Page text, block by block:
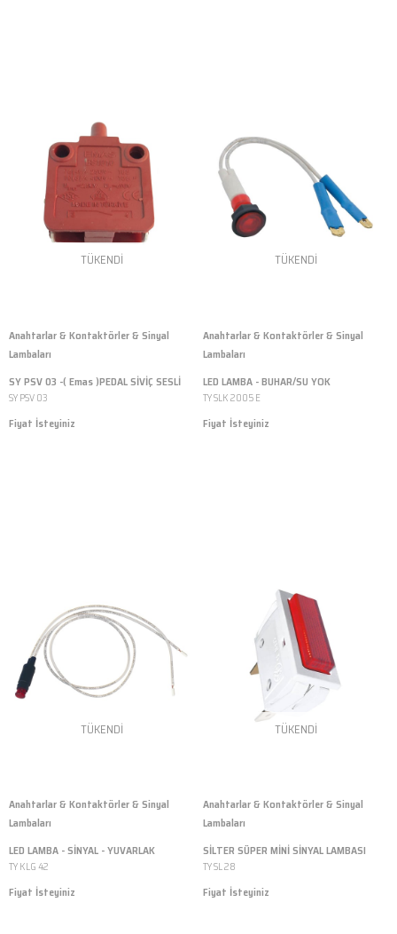
TÜKENDI
Anahtarlar & Kontaktörler & Sinyal
Lambaları
SY PSV 03 -( Emas )PEDAL SİVİÇ SESLİ
SY PSV 03
Fiyat İsteyiniz
TÜKENDI
Anahtarlar & Kontaktörler & Sinyal
Lambaları
LED LAMBA - BUHAR/SU YOK
TY SLK 2005 E
Fiyat İsteyiniz
TÜKENDI
Anahtarlar & Kontaktörler & Sinyal
Lambaları
LED LAMBA - SİNYAL - YUVARLAK
TY KLG 42
Fiyat İsteyiniz
TÜKENDI
Anahtarlar & Kontaktörler & Sinyal
Lambaları
SİLTER SÜPER MİNİ SİNYAL LAMBASI
TY SL 28
Fiyat İsteyiniz